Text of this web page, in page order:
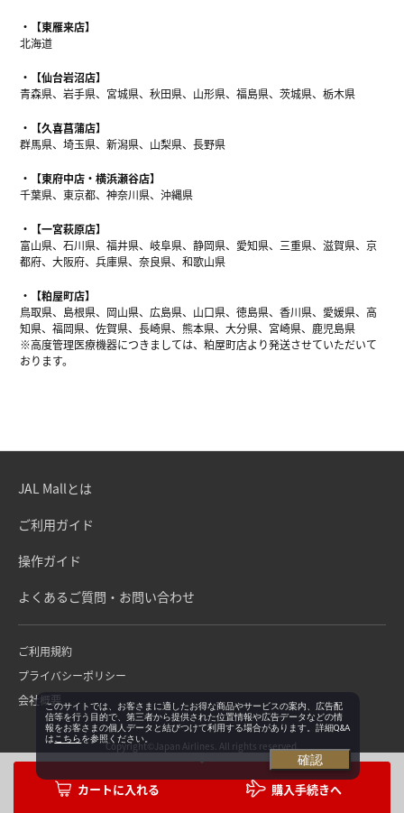
購入手続きへ
【東雁来店】
北海道
【仙台岩沼店】
青森県、岩手県、宮城県、秋田県、山形県、福島県、茨城県、栃木県
【久喜菖蒲店】
群馬県、埼玉県、新潟県、山梨県、長野県
【東府中店・横浜瀬谷店】
千葉県、東京都、神奈川県、沖縄県
【一宮萩原店】
富山県、石川県、福井県、岐阜県、静岡県、愛知県、三重県、滋賀県、京
都府、大阪府、兵庫県、奈良県、和歌山県
【粕屋町店】
鳥取県、島根県、岡山県、広島県、山口県、徳島県、香川県、愛媛県、高
知県、福岡県、佐賀県、長崎県、熊本県、大分県、宮崎県、鹿児島県
※高度管理医療機器につきましては、粕屋町店より発送させていただいて
おります。
JAL Mallとは
ご利用ガイド
操作ガイド
よくあるご質問・お問い合わせ
ご利用規約
プライバシーポリシー
会社概要
Copyright©Japan Airlines. All rights reserved.
このサイトでは、お客さまに適したお得な商品やサービスの案内、広告配
信等を行う目的で、第三者から提供された位置情報や広告データなどの情
報をお客さまの個人データと結びつけて利用する場合があります。詳細Q&A
は こちらを参照ください。
確認